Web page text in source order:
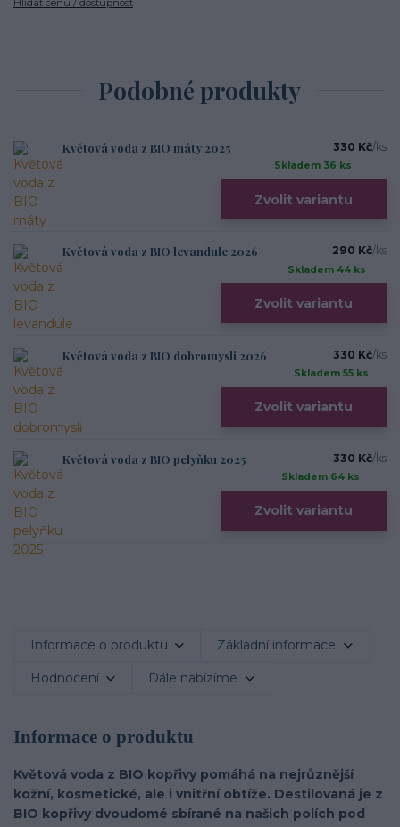
Hlídat cenu / dostupnost
Podobné produkty
Květová voda z BIO máty 2025 330 Kč/ks
Skladem 36 ks
Zvolit variantu
Květová voda z BIO levandule 2026 290 Kč/ks
Skladem 44 ks
Zvolit variantu
Květová voda z BIO dobromysli 2026 330 Kč/ks
Skladem 55 ks
Zvolit variantu
Květová voda z BIO pelyňku 2025 330 Kč/ks
Skladem 64 ks
Zvolit variantu
Informace o produktu Základní informace
Hodnocení Dále nabízíme
Informace o produktu
Květová voda z BIO kopřivy pomáhá na nejrůznější
kožní, kosmetické, ale i vnitřní obtíže. Destilovaná je z
BIO kopřivy dvoudomé sbírané na našich polích pod